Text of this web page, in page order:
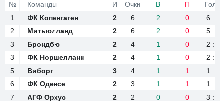
№
Команды И Очки В П
1
ФК Копенгаген 2 6 2 0
6 : 3
2
Митьюлланд 2 6 2 0
5 : 3
3
Брондбю 2 4 1 0
2 : 1
3
ФК Норшелланн 2 4 1 0
2 : 1
5
Виборг 3 4 1 1
1 : 1
6
ФК Оденсе 2 3 1 1
1 : 1
7
АГФ Орхус 2 2 0 0
3 : 3
№
Команды
1
ФК Копенгаген
2
Митьюлланд
3
Брондбю
3
ФК Норшелланн
5
Виборг
6
ФК Оденсе
7
АГФ Орхус